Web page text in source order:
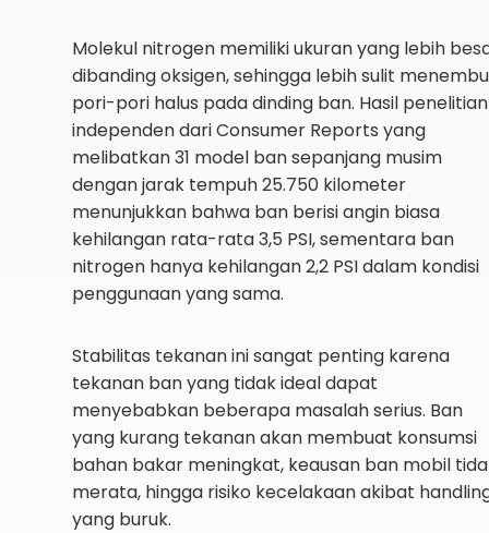
Molekul nitrogen memiliki ukuran yang lebih
dibanding oksigen, sehingga lebih sulit
pori-pori halus pada dinding ban. Hasil penelitian
independen dari Consumer Reports yang
melibatkan 31 model ban sepanjang musim
dengan jarak tempuh 25.750 kilometer
menunjukkan bahwa ban berisi angin biasa
kehilangan rata-rata 3,5 PSI, sementara ban
nitrogen hanya kehilangan 2,2 PSI dalam kondisi
penggunaan yang sama.
Stabilitas tekanan ini sangat penting karena
tekanan ban yang tidak ideal dapat
menyebabkan beberapa masalah serius. Ban
yang kurang tekanan akan membuat konsumsi
bahan bakar meningkat, keausan ban mobil
merata, hingga risiko kecelakaan akibat
yang buruk.